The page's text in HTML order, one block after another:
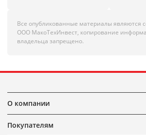
Все опубликованные материалы являются
ООО МакоТехИнвест, копирование
владельца запрещено.
О компании
Покупателям